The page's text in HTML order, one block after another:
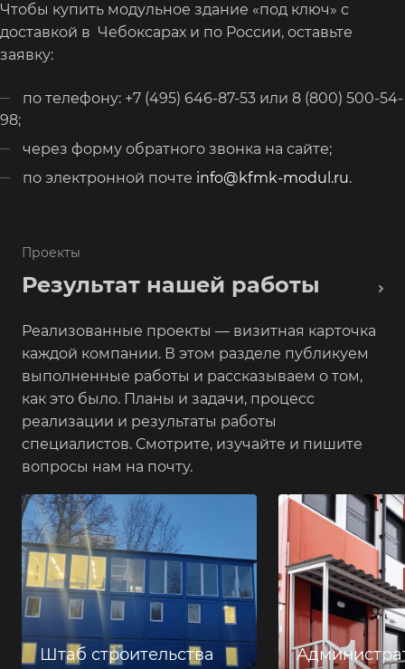
Чтобы купить модульное здание «под ключ» с
доставкой в Чебоксарах и по России, оставьте
заявку:
по телефону: +7 (495) 646-87-53 или 8 (800) 500-54-
98;
через форму обратного звонка на сайте;
по электронной почте info@kfmk-modul.ru.
Проекты
Результат нашей работы
Реализованные проекты — визитная карточка
каждой компании. В этом разделе публикуем
выполненные работы и рассказываем о том,
как это было. Планы и задачи, процесс
реализации и результаты работы
специалистов. Смотрите, изучайте и пишите
вопросы нам на почту.
Штаб строительства